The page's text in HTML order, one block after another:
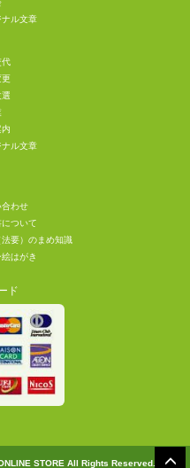
ナル文章
代
更
ナル文章
合わせ
ついて
法要）のまめ知識
はがき
ド
STORE All Rights Reserved.